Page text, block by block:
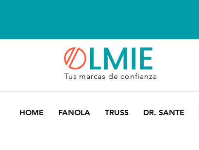
Tus marcas de confianza
HOME FANOLA TRUSS DR. SANTE